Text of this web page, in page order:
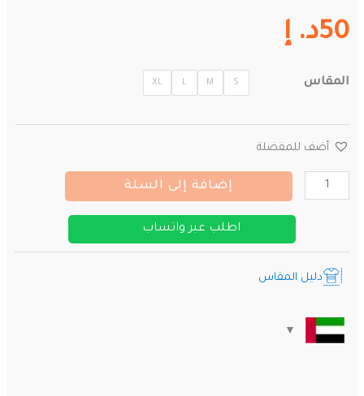
50د. إ
المقاس S
M
L
XL
أضف للمفضلة
كمية
قميص
2025/2026
إضافة إلى السلة
اطلب عبر واتساب
دليل المقاس